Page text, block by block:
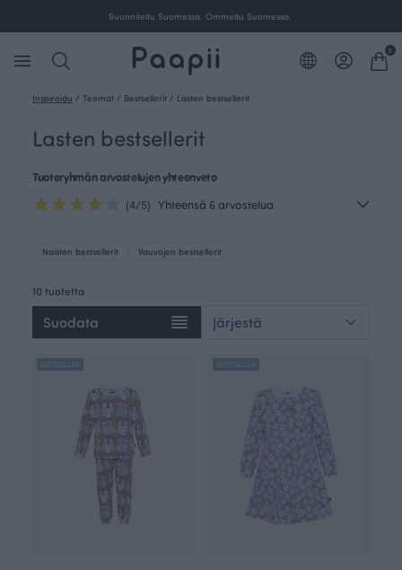
Suunniteltu Suomessa. Ommeltu Suomessa.
0
Inspiroidu / Teemat / Bestsellerit / Lasten bestsellerit
Lasten bestsellerit
Tuoteryhmän arvostelujen yhteenveto
(4/5) Yhteensä 6 arvostelua
Naisten bestsellerit Vauvojen bestsellerit
10 tuotetta
Suodata
BESTSELLER BESTSELLER